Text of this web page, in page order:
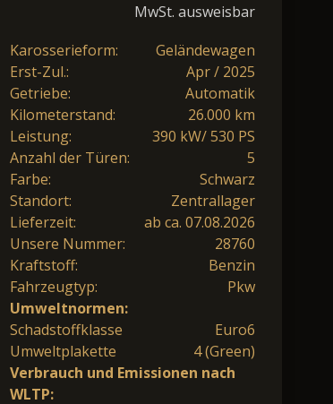
MwSt. ausweisbar
Karosserieform:
Geländewagen
Erst-Zul.:
Apr / 2025
Getriebe:
Automatik
Kilometerstand:
26.000 km
Leistung:
390 kW/ 530 PS
Anzahl der Türen:
5
Farbe:
Schwarz
Standort:
Zentrallager
Lieferzeit:
ab ca. 07.08.2026
Unsere Nummer:
28760
Kraftstoff:
Benzin
Fahrzeugtyp:
Pkw
Umweltnormen:
Schadstoffklasse
Euro6
Umweltplakette
4 (Green)
Verbrauch und Emissionen nach
WLTP: